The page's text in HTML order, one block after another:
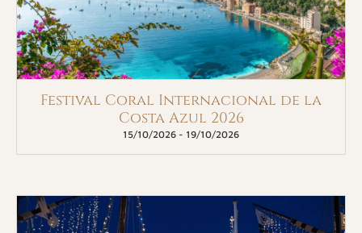
Festival Coral Internacional de la
Costa Azul 2026
15/10/2026 - 19/10/2026